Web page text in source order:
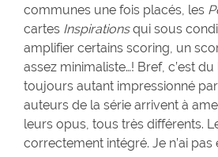
communes une fois placés, les
cartes Inspirationsqui sous
amplifier certains scoring, un
assez minimaliste…! Bref, c’est
toujours autant impressionné
auteurs de la série arrivent à
leurs opus, tous très différents.
correctement intégré. Je n’ai